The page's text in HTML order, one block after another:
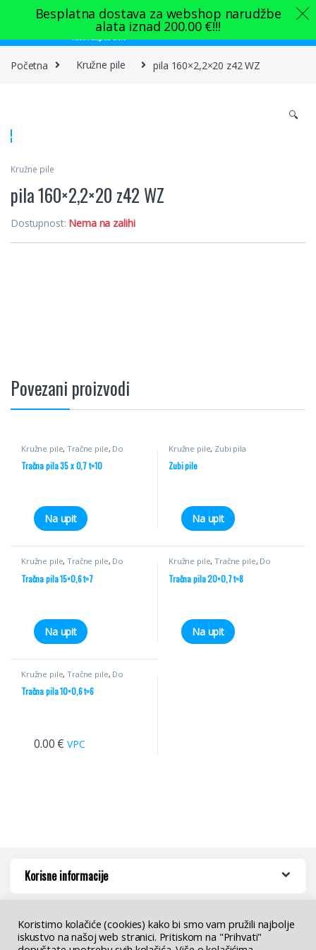
Skip to navigation
Skip to content
Početna Kružne pile pila 160×2,2×20 z42 WZ
🔍
Kružne pile
pila 160×2,2×20 z42 WZ
Dostupnost: Nema na zalihi
Povezani proizvodi
Kružne pile,Tračne pile, Do
Tračna pila 35 x 0,7 t=10
Na upit
Kružne pile, Zubi pila
Zubi pile
Na upit
Kružne pile,Tračne pile, Do
Tračna pila 15×0,6 t=7
Na upit
Kružne pile,Tračne pile, Do
Tračna pila 20×0,7 t=8
Na upit
Kružne pile,Tračne pile, Do
Tračna pila 10×0,6 t=6
0.00 € VPC
Korisne informacije
Koristimo kolačiće (cookies) kako bi smo vam pružili najbolje
iskustvo na našoj web stranici. Pritiskom na "Prihvati"
Besplatna dostava za webshop narudžbe
alata iznad 200.00 €!!!